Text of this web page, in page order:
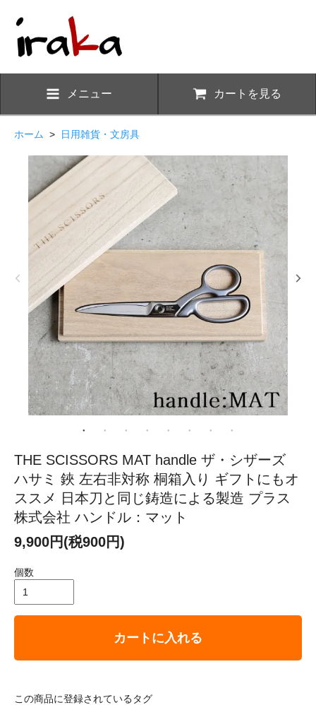
メニュー カートを見る
ホーム > 日用雑貨・文房具
THE SCISSORS MAT handle ザ・シザーズ
ハサミ 鋏 左右非対称 桐箱入り ギフトにもオ
ススメ 日本刀と同じ鋳造による製造 プラス
株式会社 ハンドル：マット
9,900円(税900円)
個数
カートに入れる
この商品に登録されているタグ